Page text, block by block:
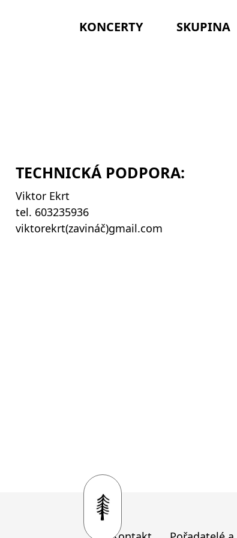
KONCERTY SKUPINA
TECHNICKÁ PODPORA:
Viktor Ekrt
tel. 603235936
viktorekrt(zavináč)gmail.com